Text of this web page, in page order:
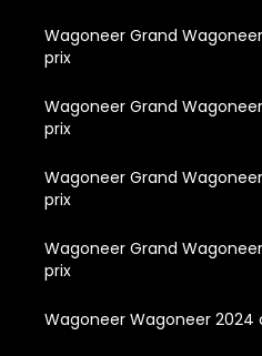
Wagoneer Grand
prix
Wagoneer Grand
prix
Wagoneer Grand
prix
Wagoneer Grand
prix
Wagoneer Wagoneer